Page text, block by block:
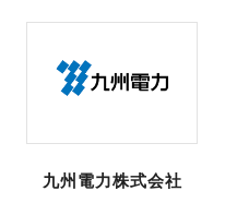
九州電力株式会社